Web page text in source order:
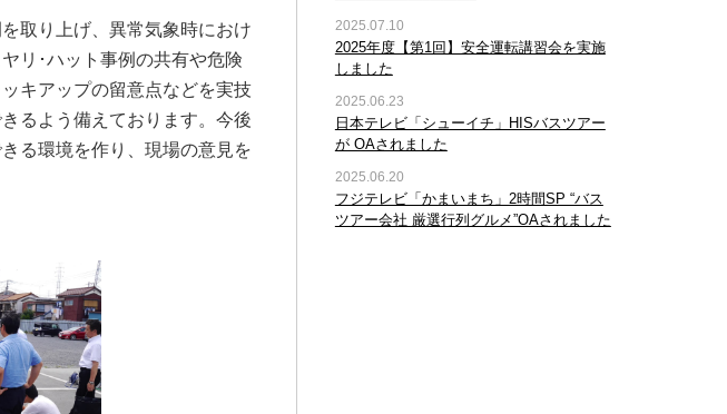
取り上げ、異常気象時におけ
リ･ハット事例の共有や危険
キアップの留意点などを実技
るよう備えております。今後
る環境を作り、現場の意見を
2025.07.10
2025年度【第1回】安全運転講習会を実施
しました
2025.06.23
日本テレビ「シューイチ」HISバスツアー
が OAされました
2025.06.20
フジテレビ「かまいまち」2時間SP “バス
ツアー会社 厳選行列グルメ”OAされました